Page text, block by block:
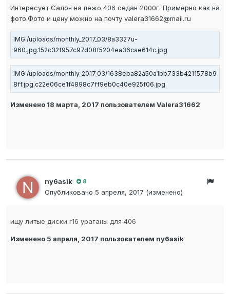
Интересует Салон на пежо 406 седан 2000г. Примерно как на
фото.Фото и цену можно на почту valera31662@mail.ru
Изменено 18 марта, 2017 пользователем Valera31662
ny6asik 8
Опубликовано 5 апреля, 2017 (изменено)
ищу литые диски r16 ураганы для 406
Изменено 5 апреля, 2017 пользователем ny6asik